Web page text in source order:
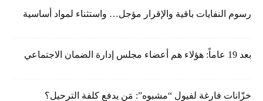
رسوم النفايات باقية والإقرار مؤجل… واستثناء لمواد أساسية
بعد 19 عاماً: هؤلاء هم أعضاء مجلس إدارة الضمان الاجتماعي
خزّانات فارغة لفيول “مشبوه”: مَن يدفع كلفة الترحيل؟